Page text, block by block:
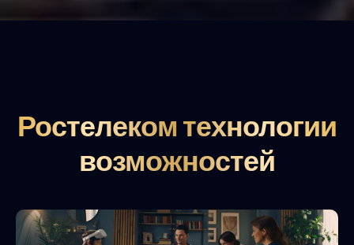
Ростелеком технологии
возможностей